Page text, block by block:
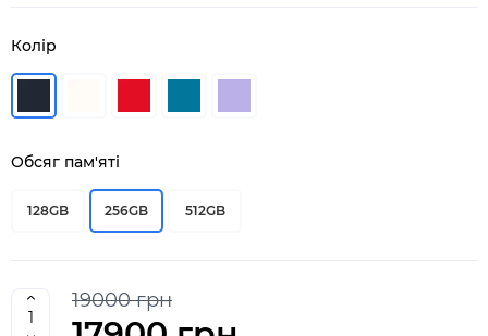
Колір
Обсяг пам'яті
128GB 256GB 512GB
19000 грн